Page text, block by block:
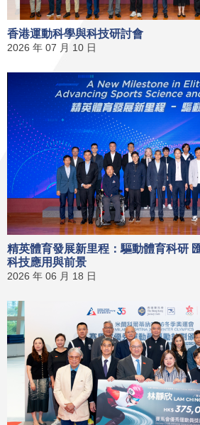
香港運動科學與科技研討會
2026 年 07 月 10 日
精英體育發展新里程：驅動體育科研
科技應用與前景
2026 年 06 月 18 日